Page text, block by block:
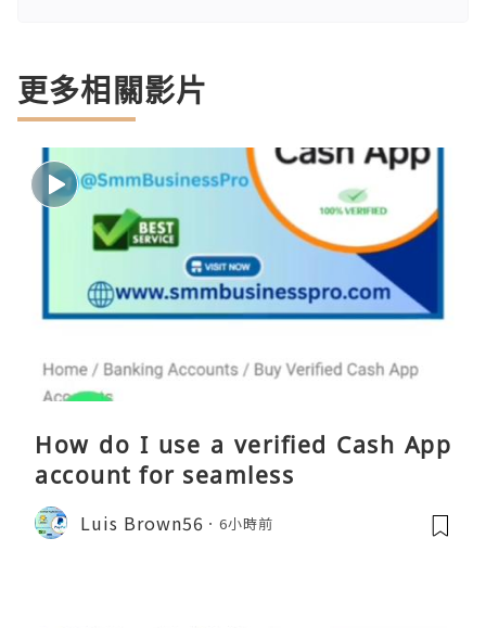
更多相關影片
How do I use a verified Cash App
account for seamless
Luis Brown56 6小時前